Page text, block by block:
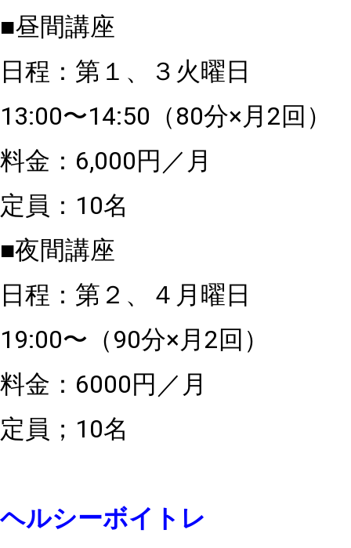
■昼間講座
日程：第１、３火曜日
13:00〜14:50（80分×月2回）
料金：6,000円／月
定員：10名
■夜間講座
日程：第２、４月曜日
19:00〜（90分×月2回）
料金：6000円／月
定員；10名
ヘルシーボイトレ